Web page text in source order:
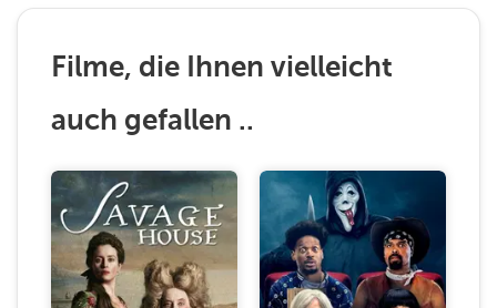
Filme, die Ihnen vielleicht
auch gefallen ..